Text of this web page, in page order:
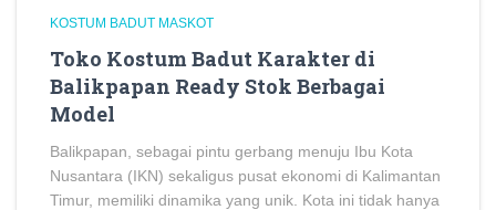
KOSTUM BADUT MASKOT
Toko Kostum Badut Karakter di
Balikpapan Ready Stok Berbagai
Model
Balikpapan, sebagai pintu gerbang menuju Ibu Kota
Nusantara (IKN) sekaligus pusat ekonomi di Kalimantan
Timur, memiliki dinamika yang unik. Kota ini tidak hanya